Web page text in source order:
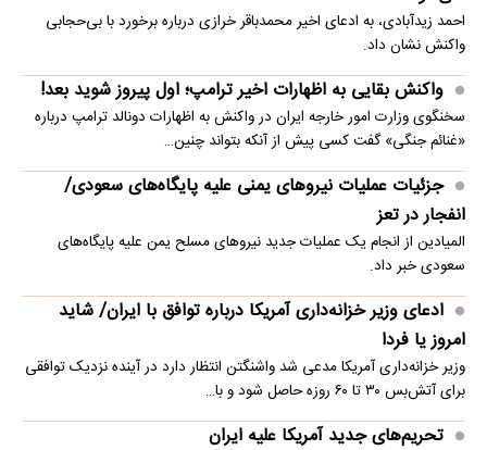
احمد زیدآبادی، به ادعای اخیر محمدباقر خرازی درباره برخورد با بی‌حجابی
واکنش نشان داد.
واکنش بقایی به اظهارات اخیر ترامپ؛ اول پیروز شوید بعد!
سخنگوی وزارت امور خارجه ایران در واکنش به اظهارات دونالد ترامپ درباره
«غنائم جنگی» گفت کسی پیش از آنکه بتواند چنین…
جزئیات عملیات نیروهای یمنی علیه پایگاه‌های سعودی/
انفجار در تعز
المیادین از انجام یک عملیات جدید نیروهای مسلح یمن علیه پایگاه‌های
سعودی خبر داد.
ادعای وزیر خزانه‌داری آمریکا درباره توافق با ایران/ شاید
امروز یا فردا
وزیر خزانه‌داری آمریکا مدعی شد واشنگتن انتظار دارد در آینده نزدیک توافقی
برای آتش‌بس ۳۰ تا ۶۰ روزه حاصل شود و با…
تحریم‌های جدید آمریکا علیه ایران